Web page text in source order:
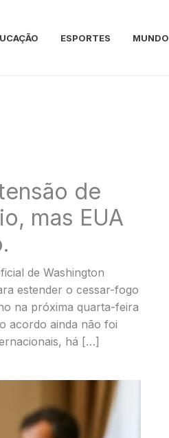
ESPORTES MUNDO
de
mas EUA
de Washington
estender o cessar-fogo
na próxima quarta-feira
acordo ainda não foi
há […]